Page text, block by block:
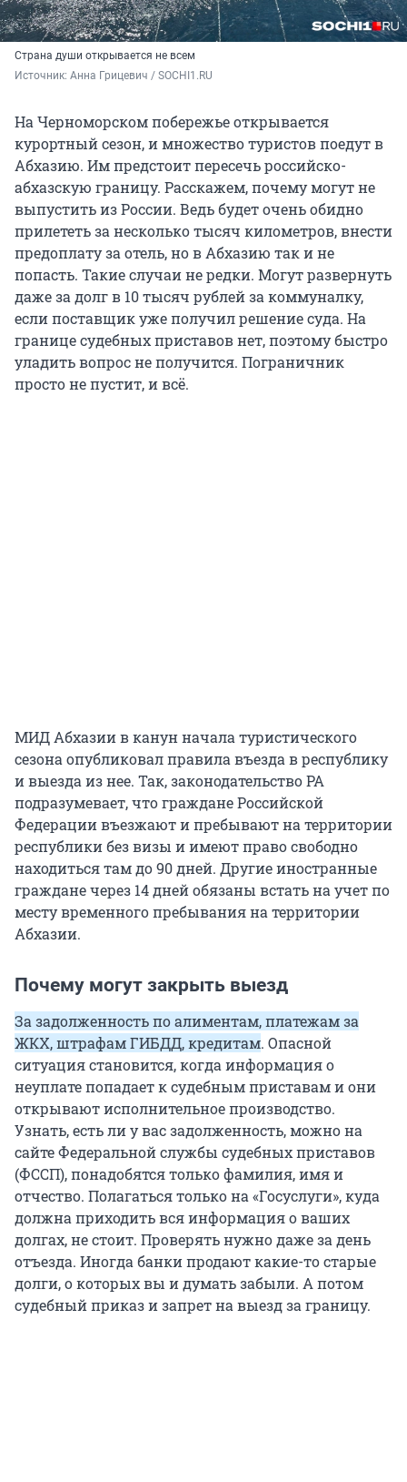
Страна души открывается не всем
Источник: Анна Грицевич / SOCHI1.RU
На Черноморском побережье открывается
курортный сезон, и множество туристов поедут в
Абхазию. Им предстоит пересечь российско-
абхазскую границу. Расскажем, почему могут не
выпустить из России. Ведь будет очень обидно
прилететь за несколько тысяч километров, внести
предоплату за отель, но в Абхазию так и не
попасть. Такие случаи не редки. Могут развернуть
даже за долг в 10 тысяч рублей за коммуналку,
если поставщик уже получил решение суда. На
границе судебных приставов нет, поэтому быстро
уладить вопрос не получится. Пограничник
просто не пустит, и всё.
МИД Абхазии в канун начала туристического
сезона опубликовал правила въезда в республику
и выезда из нее. Так, законодательство РА
подразумевает, что граждане Российской
Федерации въезжают и пребывают на территории
республики без визы и имеют право свободно
находиться там до 90 дней. Другие иностранные
граждане через 14 дней обязаны встать на учет по
месту временного пребывания на территории
Абхазии.
Почему могут закрыть выезд
За задолженность по алиментам, платежам за
ЖКХ, штрафам ГИБДД, кредитам. Опасной
ситуация становится, когда информация о
неуплате попадает к судебным приставам и они
открывают исполнительное производство.
Узнать, есть ли у вас задолженность, можно на
сайте Федеральной службы судебных приставов
(ФССП), понадобятся только фамилия, имя и
отчество. Полагаться только на «Госуслуги», куда
должна приходить вся информация о ваших
долгах, не стоит. Проверять нужно даже за день
отъезда. Иногда банки продают какие-то старые
долги, о которых вы и думать забыли. А потом
судебный приказ и запрет на выезд за границу.